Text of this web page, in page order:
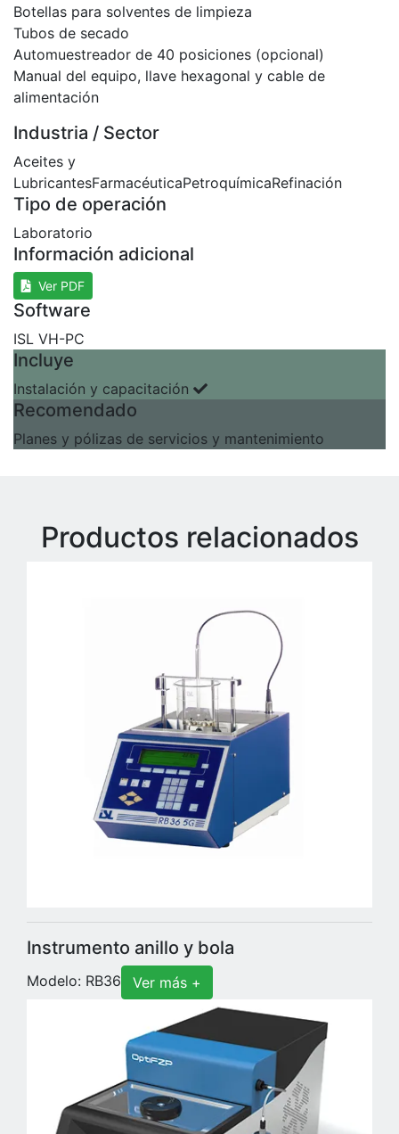
Botellas para solventes de limpieza
Tubos de secado
Automuestreador de 40 posiciones (opcional)
Manual del equipo, llave hexagonal y cable de
alimentación
Industria / Sector
Aceites y
LubricantesFarmacéuticaPetroquímicaRefinación
Tipo de operación
Laboratorio
Información adicional
Ver PDF
Software
ISL VH-PC
Incluye
Instalación y capacitación
Recomendado
Planes y pólizas de servicios y mantenimiento
Productos relacionados
Instrumento anillo y bola
Modelo: RB36 Ver más +